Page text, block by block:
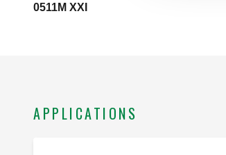
0511M XXI
APPLICATIONS